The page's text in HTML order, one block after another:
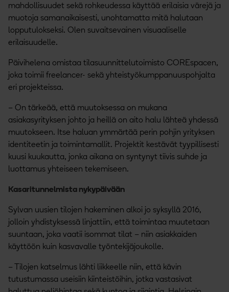
mahdollisuudet sekä rohkeudessa käyttää erilaisia värejä ja
muotoja samanaikaisesti, unohtamatta mitä halutaan
lopputulokseksi. Olen suvaitsevainen visuaaliselle
erilaisuudelle.
Päivihelena omistaa tilasuunnittelutoimisto COREspacen,
joka toimii freelancer- sekä yhteistyökumppanuuspohjalta
eri projekteissa.
– On tärkeää, että muutoksessa on mukana
asiakasyrityksen johto ja heillä on aito halu lähteä yhdessä
muutokseen. Itse haluan ymmärtää perin pohjin yrityksen
identiteetin ja toimintamallit. Projektit kestävät tyypillisesti
kuusi kuukautta, jonka aikana on syntynyt tiivis suhde ja
luottamus yhteiseen tekemiseen.
Kasaritunnelmista nykypäivään
Sylvan uusien tilojen hakeminen alkoi jo syksyllä 2016,
jolloin yhdistyksessä linjattiin, että toimintaa muutetaan
suuntaan, joka vaatii isommat tilat – niin asiakkaiden
käyttöön kuin kasvavalle työntekijäjoukolle.
– Tilojen katselmus lähti liikkeelle niin, että kävin
tutustumassa useisiin kiinteistöihin, jotka vastasivat